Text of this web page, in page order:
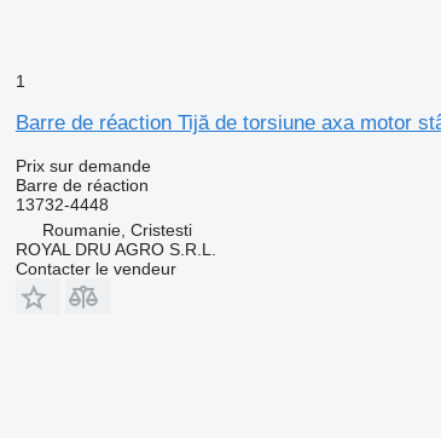
1
Barre de réaction Tijă de torsiune axa motor
Prix sur demande
Barre de réaction
13732-4448
Roumanie, Cristesti
ROYAL DRU AGRO S.R.L.
Contacter le vendeur